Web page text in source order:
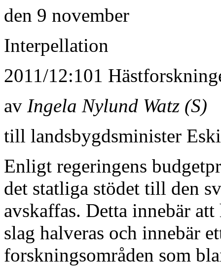
den 9 november
Interpellation
2011/12:101
av Ingela Nylund Watz (S)
till landsbygdsminister
Enligt regeringens
det statliga stödet till den
avskaffas. Detta innebär
slag halveras och innebär
forskningsområden som